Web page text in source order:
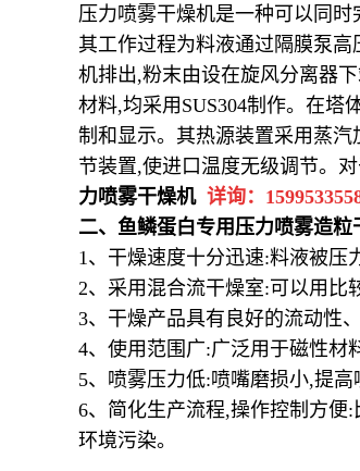
压力喷雾干燥机是一种可以同
其工作过程为料液通过隔膜泵高
机排出,粉末由设在旋风分离器
材料,均采用 SUS304制作。在塔
制和显示。其热源装置采用蒸汽
节装置,使进口温度无级调节。
力喷雾干燥机 详询：
二、 鱼鳞蛋白专用 压力喷雾造粒
1 、干燥速度十分迅速:料液被压
2、采用混合流干燥室:可以用比
3、干燥产品具有良好的流动性
4、使用范围广:广泛用于磁性材
5、喷雾压力低:喷嘴磨损小,提高
6、简化生产流程,操作控制方便:
环境污染。